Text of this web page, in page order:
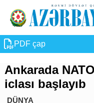
PDF çap
Ankarada
iclası başlayıb
DÜNYA